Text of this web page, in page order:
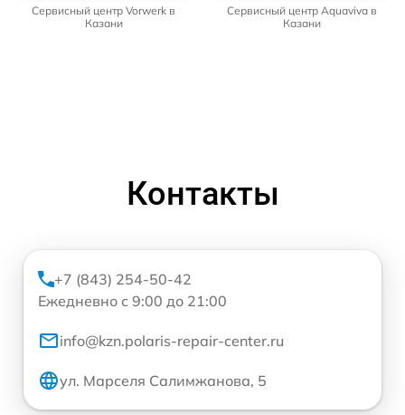
Сервисный центр Vorwerk в
Казани
Сервисный центр Aquaviva в
Казани
Контакты
+7 (843) 254-50-42
Ежедневно с 9:00 до 21:00
info@kzn.polaris-repair-center.ru
ул. Марселя Салимжанова, 5